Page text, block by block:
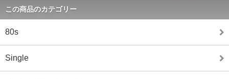
この商品のカテゴリー
80s
Single